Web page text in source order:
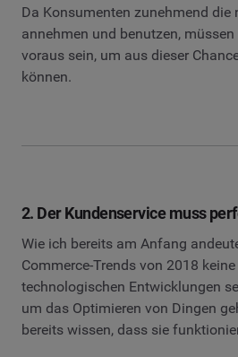
Da Konsumenten zunehmend die
annehmen und benutzen,
voraus sein, um aus dieser
können.
2. Der Kundenservice muss
Wie ich bereits am Anfang
Commerce-Trends von 2018 keine
technologischen Entwicklungen
um das Optimieren von Dingen
bereits wissen, dass sie